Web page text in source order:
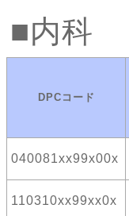
内科
DPCコード
040081xx99x00x
110310xx99xx0x